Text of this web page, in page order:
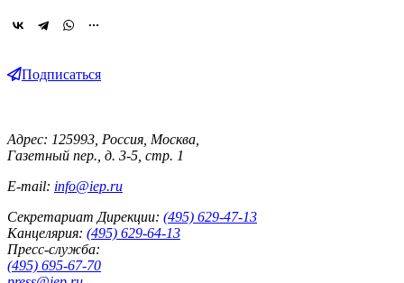
Подписаться
Адрес: 125993, Россия, Москва,
Газетный пер., д. 3-5, стр. 1
E-mail: info@iep.ru
Секретариат Дирекции: (495) 629-47-13
Канцелярия: (495) 629-64-13
Пресс-служба:
(495) 695-67-70